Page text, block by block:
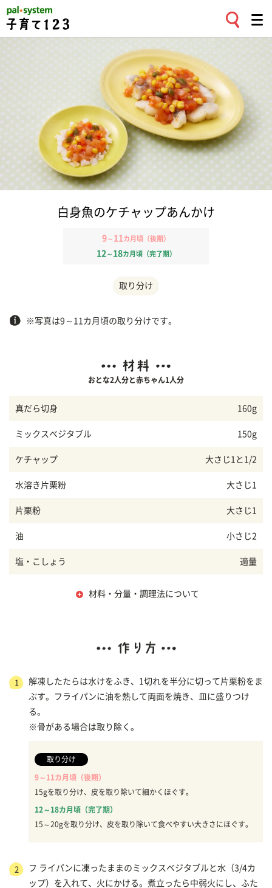
白身魚のケチャップあんかけ
9～ 11 カ月頃（後期）
12 ～ 18カ月頃（完了期）
取り分け
※写真は9～11カ月頃の取り分けです。
おとな2人分と赤ちゃん1人分
真だら切身 160g
ミックスべジタブル 150g
ケチャップ 大さじ1と1/2
水溶き片栗粉 大さじ1
片栗粉 大さじ1
油 小さじ2
塩・こしょう 適量
材料・分量・調理法について
1
解凍したたらは水けをふき、1切れを半分に切って片栗粉をま
ぶす。フライパンに油を熱して両面を焼き、皿に盛りつけ
る。
※骨がある場合は取り除く。
取り分け
9～11カ月頃（後期）
15gを取り分け、皮を取り除いて細かくほぐす。
12～18カ月頃（完了期）
15～20gを取り分け、皮を取り除いて食べやすい大きさにほぐす。
2
フ ライパンに凍ったままのミックスベジタブルと水（3/4カ
ップ）を入れて、火にかける。煮立ったら中弱火にし、ふた